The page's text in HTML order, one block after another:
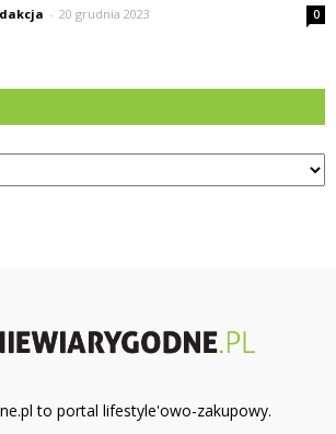
- 20 grudnia 2023 0
to portal lifestyle'owo-zakupowy.